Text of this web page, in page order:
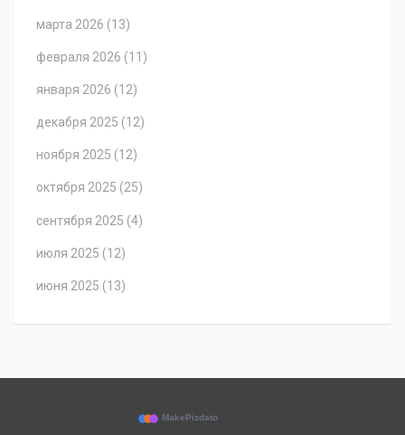
марта 2026 (13)
февраля 2026 (11)
января 2026 (12)
декабря 2025 (12)
ноября 2025 (12)
октября 2025 (25)
сентября 2025 (4)
июля 2025 (12)
июня 2025 (13)